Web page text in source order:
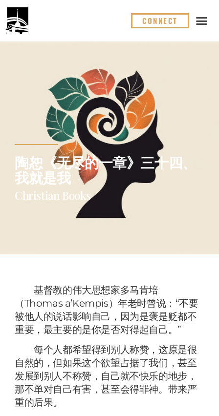
CONNECT
陶恕《无尽的一章》三十四、
我就是我
Christian Books
基督教的伟大思想家多马肯培
（Thomas a’Kempis）年老时曾说：“不要
被他人的说话影响自己，因为是褒是贬都不
重要，最主要的是你是否对得起自己。”
每个人都希望得到别人称赞，这原是很
自然的，但如果这个欲望占据了我们，甚至
发展到别人不称赞，自己就不快乐的地步，
那不单对自己有害，甚至会得罪神。带来严
重的后果。